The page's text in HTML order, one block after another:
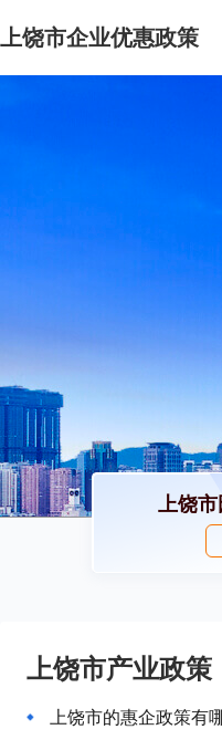
上饶市企业优惠政策
上饶
上饶市产业政策
上饶市的惠企政策有